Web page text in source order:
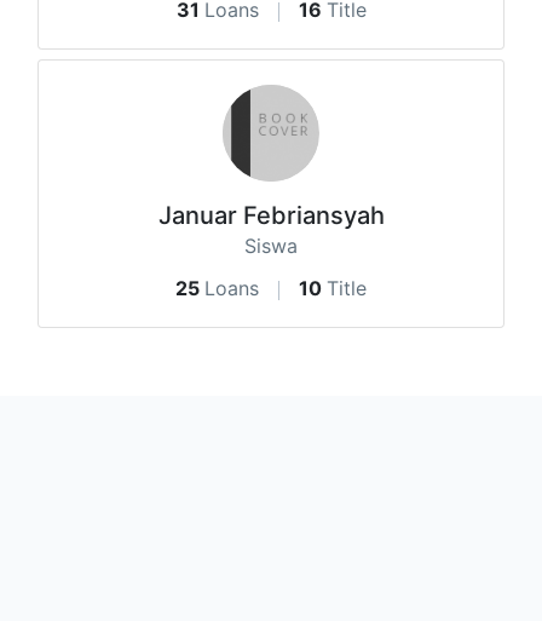
31 Loans 16 Title
Januar Febriansyah
Siswa
25 Loans 10 Title